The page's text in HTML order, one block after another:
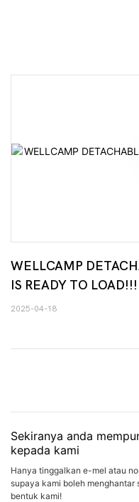
WELLCAMP
IS READY TO LOAD!!!
2025-04-18
Sekiranya anda
kepada kami
Hanya tinggalkan e-mel atau
supaya kami boleh menghantar
bentuk kami!